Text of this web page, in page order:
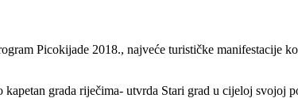
Picokijade 2018., najveće turističke manifestacije
grada riječima- utvrda Stari grad u cijeloj svojoj